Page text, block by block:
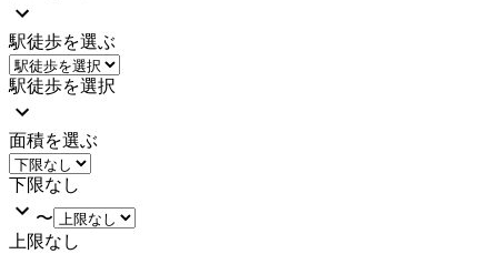
駅徒歩を選ぶ
駅徒歩を選択
面積を選ぶ
下限なし
〜
上限なし